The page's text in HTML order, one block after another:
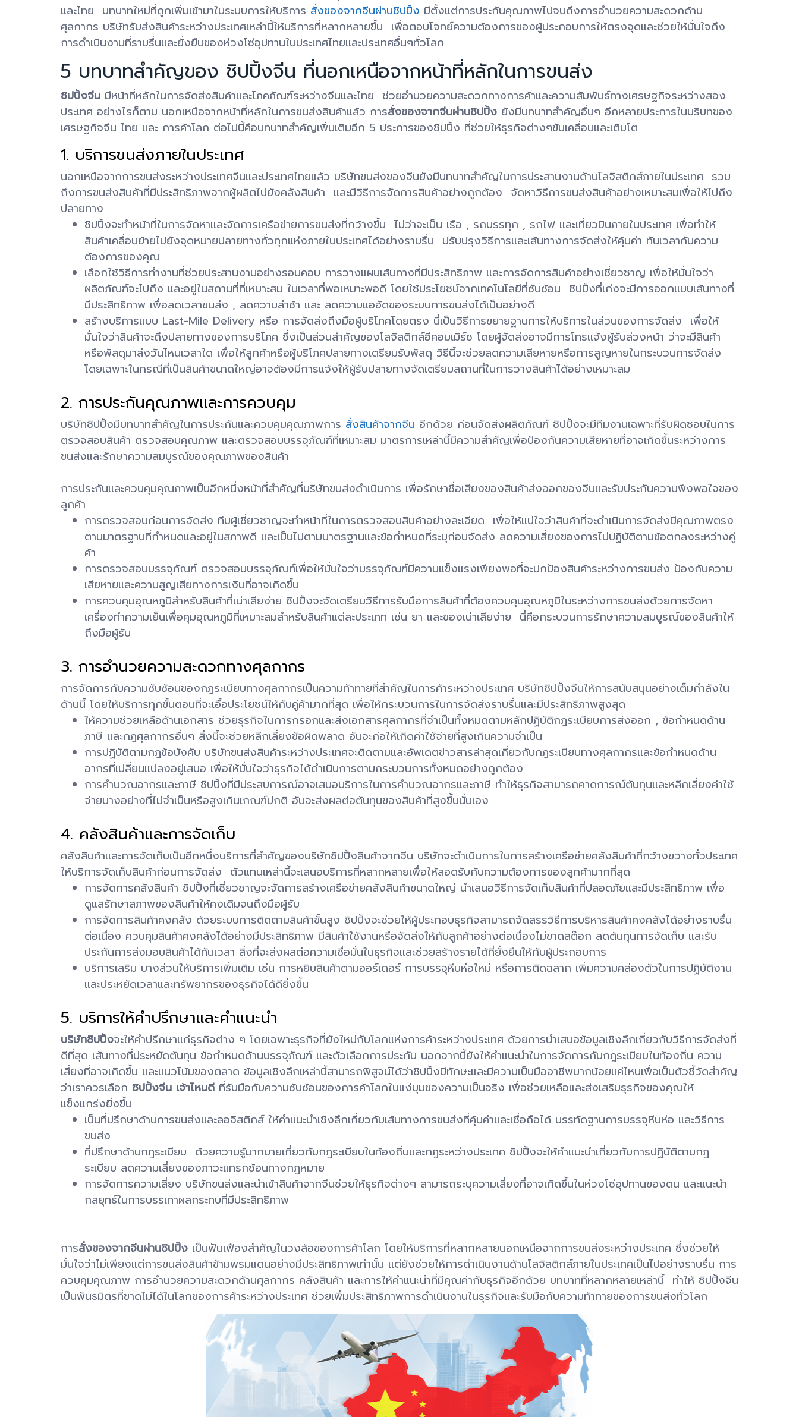
และไทย บทบาทใหม่ที่ถูกเพิ่มเข้ามาในระบบการให้บริการ สั่งของจากจีนผ่านชิปปิ้ง มีตั้งแต่การประกันคุณภาพไปจนถึงการอำนวยความสะดวกด้าน
ศุลกากร บริษัทรับส่งสินค้าระหว่างประเทศเหล่านี้ให้บริการที่หลากหลายขึ้น เพื่อตอบโจทย์ความต้องการของผู้ประกอบการให้ตรงจุดและช่วยให้มั่นใจถึง
การดำเนินงานที่ราบรื่นและยั่งยืนของห่วงโซ่อุปทานในประเทศไทยและประเทศอื่นๆทั่วโลก
5 บทบาทสำคัญของ ชิปปิ้งจีน ที่นอกเหนือจากหน้าที่หลักในการขนส่ง
ชิปปิ้งจีน มีหน้าที่หลักในการจัดส่งสินค้าและโภคภัณฑ์ระหว่างจีนและไทย ช่วยอำนวยความสะดวกทางการค้าและความสัมพันธ์ทางเศรษฐกิจระหว่างสอง
ประเทศ อย่างไรก็ตาม นอกเหนือจากหน้าที่หลักในการขนส่งสินค้าแล้ว การสั่งของจากจีนผ่านชิปปิ้ง ยังมีบทบาทสำคัญอื่นๆ อีกหลายประการในบริบทของ
เศรษฐกิจจีน ไทย และ การค้าโลก ต่อไปนี้คือบทบาทสำคัญเพิ่มเติมอีก 5 ประการของชิปปิ้ง ที่ช่วยให้ธุรกิจต่างๆขับเคลื่อนและเติบโต
1. บริการขนส่งภายในประเทศ
นอกเหนือจากการขนส่งระหว่างประเทศจีนและประเทศไทยแล้ว บริษัทขนส่งของจีนยังมีบทบาทสำคัญในการประสานงานด้านโลจิสติกส์ภายในประเทศ รวม
ถึงการขนส่งสินค้าที่มีประสิทธิภาพจากผู้ผลิตไปยังคลังสินค้า และมีวิธีการจัดการสินค้าอย่างถูกต้อง จัดหาวิธีการขนส่งสินค้าอย่างเหมาะสมเพื่อให้ไปถึง
ปลายทาง
ชิปปิ้งจะทำหน้าที่ในการจัดหาและจัดการเครือข่ายการขนส่งที่กว้างขึ้น ไม่ว่าจะเป็น เรือ , รถบรรทุก , รถไฟ และเที่ยวบินภายในประเทศ เพื่อทำให้
สินค้าเคลื่อนย้ายไปยังจุดหมายปลายทางทั่วทุกแห่งภายในประเทศได้อย่างราบรื่น ปรับปรุงวิธีการและเส้นทางการจัดส่งให้คุ้มค่า ทันเวลากับความ
ต้องการของคุณ
เลือกใช้วิธีการทำงานที่ช่วยประสานงานอย่างรอบคอบ การวางแผนเส้นทางที่มีประสิทธิภาพ และการจัดการสินค้าอย่างเชี่ยวชาญ เพื่อให้มั่นใจว่า
ผลิตภัณฑ์จะไปถึง และอยู่ในสถานที่ที่เหมาะสม ในเวลาที่พอเหมาะพอดี โดยใช้ประโยชน์จากเทคโนโลยีที่ซับซ้อน ชิปปิ้งที่เก่งจะมีการออกแบบเส้นทางที่
มีประสิทธิภาพ เพื่อลดเวลาขนส่ง , ลดความล่าช้า และ ลดความแออัดของระบบการขนส่งได้เป็นอย่างดี
สร้างบริการแบบ Last-Mile Delivery หรือ การจัดส่งถึงมือผู้บริโภคโดยตรง นี่เป็นวิธีการขยายฐานการให้บริการในส่วนของการจัดส่ง เพื่อให้
มั่นใจว่าสินค้าจะถึงปลายทางของการบริโภค ซึ่งเป็นส่วนสำคัญของโลจิสติกส์อีคอมเมิร์ซ โดยผู้จัดส่งอาจมีการโทรแจ้งผู้รับล่วงหน้า ว่าจะมีสินค้า
หรือพัสดุมาส่งวันไหนเวลาใด เพื่อให้ลูกค้าหรือผู้บริโภคปลายทางเตรียมรับพัสดุ วิธีนี้จะช่วยลดความเสียหายหรือการสูญหายในกระบวนการจัดส่ง
โดยเฉพาะในกรณีที่เป็นสินค้าขนาดใหญ่อาจต้องมีการแจ้งให้ผู้รับปลายทางจัดเตรียมสถานที่ในการวางสินค้าได้อย่างเหมาะสม
2. การประกันคุณภาพและการควบคุม
บริษัทชิปปิ้งมีบทบาทสำคัญในการประกันและควบคุมคุณภาพการ สั่งสินค้าจากจีน อีกด้วย ก่อนจัดส่งผลิตภัณฑ์ ชิปปิ้งจะมีทีมงานเฉพาะที่รับผิดชอบในการ
ตรวจสอบสินค้า ตรวจสอบคุณภาพ และตรวจสอบบรรจุภัณฑ์ที่เหมาะสม มาตรการเหล่านี้มีความสำคัญเพื่อป้องกันความเสียหายที่อาจเกิดขึ้นระหว่างการ
ขนส่งและรักษาความสมบูรณ์ของคุณภาพของสินค้า
การประกันและควบคุมคุณภาพเป็นอีกหนึ่งหน้าที่สำคัญที่บริษัทขนส่งดำเนินการ เพื่อรักษาชื่อเสียงของสินค้าส่งออกของจีนและรับประกันความพึงพอใจของ
ลูกค้า
การตรวจสอบก่อนการจัดส่ง ทีมผู้เชี่ยวชาญจะทำหน้าที่ในการตรวจสอบสินค้าอย่างละเอียด เพื่อให้แน่ใจว่าสินค้าที่จะดำเนินการจัดส่งมีคุณภาพตรง
ตามมาตรฐานที่กำหนดและอยู่ในสภาพดี และเป็นไปตามมาตรฐานและข้อกำหนดที่ระบุก่อนจัดส่ง ลดความเสี่ยงของการไม่ปฏิบัติตามข้อตกลงระหว่างคู่
ค้า
การตรวจสอบบรรจุภัณฑ์ ตรวจสอบบรรจุภัณฑ์เพื่อให้มั่นใจว่าบรรจุภัณฑ์มีความแข็งแรงเพียงพอที่จะปกป้องสินค้าระหว่างการขนส่ง ป้องกันความ
เสียหายและความสูญเสียทางการเงินที่อาจเกิดขึ้น
การควบคุมอุณหภูมิสำหรับสินค้าที่เน่าเสียง่าย ชิปปิ้งจะจัดเตรียมวิธีการรับมือการสินค้าที่ต้องควบคุมอุณหภูมิในระหว่างการขนส่งด้วยการจัดหา
เครื่องทำความเย็นเพื่อคุมอุณหภูมิที่เหมาะสมสำหรับสินค้าแต่ละประเภท เช่น ยา และของเน่าเสียง่าย นี่คือกระบวนการรักษาความสมบูรณ์ของสินค้าให้
ถึงมือผู้รับ
3. การอำนวยความสะดวกทางศุลกากร
การจัดการกับความซับซ้อนของกฎระเบียบทางศุลกากรเป็นความท้าทายที่สำคัญในการค้าระหว่างประเทศ บริษัทชิปปิ้งจีนให้การสนับสนุนอย่างเต็มกำลังใน
ด้านนี้ โดยให้บริการทุกขั้นตอนที่จะเอื้อประโยชน์ให้กับคู่ค้ามากที่สุด เพื่อให้กระบวนการในการจัดส่งราบรื่นและมีประสิทธิภาพสูงสุด
ให้ความช่วยเหลือด้านเอกสาร ช่วยธุรกิจในการกรอกและส่งเอกสารศุลกากรที่จำเป็นทั้งหมดตามหลักปฏิบัติกฎระเบียบการส่งออก , ข้อกำหนดด้าน
ภาษี และกฎศุลกากรอื่นๆ สิ่งนี้จะช่วยหลีกเลี่ยงข้อผิดพลาด อันจะก่อให้เกิดค่าใช้จ่ายที่สูงเกินความจำเป็น
การปฏิบัติตามกฎข้อบังคับ บริษัทขนส่งสินค้าระหว่างประเทศจะติดตามและอัพเดตข่าวสารล่าสุดเกี่ยวกับกฎระเบียบทางศุลกากรและข้อกำหนดด้าน
อากรที่เปลี่ยนแปลงอยู่เสมอ เพื่อให้มั่นใจว่าธุรกิจได้ดำเนินการตามกระบวนการทั้งหมดอย่างถูกต้อง
การคำนวณอากรและภาษี ชิปปิ้งที่มีประสบการณ์อาจเสนอบริการในการคำนวณอากรและภาษี ทำให้ธุรกิจสามารถคาดการณ์ต้นทุนและหลีกเลี่ยงค่าใช้
จ่ายบางอย่างที่ไม่จำเป็นหรือสูงเกินเกณฑ์ปกติ อันจะส่งผลต่อต้นทุนของสินค้าที่สูงขึ้นนั่นเอง
4. คลังสินค้าและการจัดเก็บ
คลังสินค้าและการจัดเก็บเป็นอีกหนึ่งบริการที่สำคัญของบริษัทชิปปิ้งสินค้าจากจีน บริษัทจะดำเนินการในการสร้างเครือข่ายคลังสินค้าที่กว้างขวางทั่วประเทศ
ให้บริการจัดเก็บสินค้าก่อนการจัดส่ง ตัวแทนเหล่านี้จะเสนอบริการที่หลากหลายเพื่อให้สอดรับกับความต้องการของลูกค้ามากที่สุด
การจัดการคลังสินค้า ชิปปิ้งที่เชี่ยวชาญจะจัดการสร้างเครือข่ายคลังสินค้าขนาดใหญ่ นำเสนอวิธีการจัดเก็บสินค้าที่ปลอดภัยและมีประสิทธิภาพ เพื่อ
ดูแลรักษาสภาพของสินค้าให้คงเดิมจนถึงมือผู้รับ
การจัดการสินค้าคงคลัง ด้วยระบบการติดตามสินค้าขั้นสูง ชิปปิ้งจะช่วยให้ผู้ประกอบธุรกิจสามารถจัดสรรวิธีการบริหารสินค้าคงคลังได้อย่างราบรื่น
ต่อเนื่อง ควบคุมสินค้าคงคลังได้อย่างมีประสิทธิภาพ มีสินค้าใช้งานหรือจัดส่งให้กับลูกค้าอย่างต่อเนื่องไม่ขาดสต๊อก ลดต้นทุนการจัดเก็บ และรับ
ประกันการส่งมอบสินค้าได้ทันเวลา สิ่งที่จะส่งผลต่อความเชื่อมั่นในธุรกิจและช่วยสร้างรายได้ที่ยั่งยืนให้กับผู้ประกอบการ
บริการเสริม บางส่วนให้บริการเพิ่มเติม เช่น การหยิบสินค้าตามออร์เดอร์ การบรรจุหีบห่อใหม่ หรือการติดฉลาก เพิ่มความคล่องตัวในการปฏิบัติงาน
และประหยัดเวลาและทรัพยากรของธุรกิจได้ดียิ่งขึ้น
5. บริการให้คำปรึกษาและคำแนะนำ
บริษัทชิปปิ้งจะให้คำปรึกษาแก่ธุรกิจต่าง ๆ โดยเฉพาะธุรกิจที่ยังใหม่กับโลกแห่งการค้าระหว่างประเทศ ด้วยการนำเสนอข้อมูลเชิงลึกเกี่ยวกับวิธีการจัดส่งที่
ดีที่สุด เส้นทางที่ประหยัดต้นทุน ข้อกำหนดด้านบรรจุภัณฑ์ และตัวเลือกการประกัน นอกจากนี้ยังให้คำแนะนำในการจัดการกับกฎระเบียบในท้องถิ่น ความ
เสี่ยงที่อาจเกิดขึ้น และแนวโน้มของตลาด ข้อมูลเชิงลึกเหล่านี้สามารถพิสูจน์ได้ว่าชิปปิ้งมีทักษะและมีความเป็นมืออาชีพมากน้อยแค่ไหนเพื่อเป็นตัวชี้วัดสำคัญ
ว่าเราควรเลือก ชิปปิ้งจีน เจ้าไหนดี ที่รับมือกับความซับซ้อนของการค้าโลกในแง่มุมของความเป็นจริง เพื่อช่วยเหลือและส่งเสริมธุรกิจของคุณให้
แข็งแกร่งยิ่งขึ้น
เป็นที่ปรึกษาด้านการขนส่งและลอจิสติกส์ ให้คำแนะนำเชิงลึกเกี่ยวกับเส้นทางการขนส่งที่คุ้มค่าและเชื่อถือได้ บรรทัดฐานการบรรจุหีบห่อ และวิธีการ
ขนส่ง
ที่ปรึกษาด้านกฎระเบียบ ด้วยความรู้มากมายเกี่ยวกับกฎระเบียบในท้องถิ่นและกฎระหว่างประเทศ ชิปปิ้งจะให้คำแนะนำเกี่ยวกับการปฏิบัติตามกฎ
ระเบียบ ลดความเสี่ยงของภาวะแทรกซ้อนทางกฎหมาย
การจัดการความเสี่ยง บริษัทขนส่งและนำเข้าสินค้าจากจีนช่วยให้ธุรกิจต่างๆ สามารถระบุความเสี่ยงที่อาจเกิดขึ้นในห่วงโซ่อุปทานของตน และแนะนำ
กลยุทธ์ในการบรรเทาผลกระทบที่มีประสิทธิภาพ
การสั่งของจากจีนผ่านชิปปิ้ง เป็นฟันเฟืองสำคัญในวงล้อของการค้าโลก โดยให้บริการที่หลากหลายนอกเหนือจากการขนส่งระหว่างประเทศ ซึ่งช่วยให้
มั่นใจว่าไม่เพียงแต่การขนส่งสินค้าข้ามพรมแดนอย่างมีประสิทธิภาพเท่านั้น แต่ยังช่วยให้การดำเนินงานด้านโลจิสติกส์ภายในประเทศเป็นไปอย่างราบรื่น การ
ควบคุมคุณภาพ การอำนวยความสะดวกด้านศุลกากร คลังสินค้า และการให้คำแนะนำที่มีคุณค่ากับธุรกิจอีกด้วย บทบาทที่หลากหลายเหล่านี้ ทำให้ ชิปปิ้งจีน
เป็นพันธมิตรที่ขาดไม่ได้ในโลกของการค้าระหว่างประเทศ ช่วยเพิ่มประสิทธิภาพการดำเนินงานในธุรกิจและรับมือกับความท้าทายของการขนส่งทั่วโลก